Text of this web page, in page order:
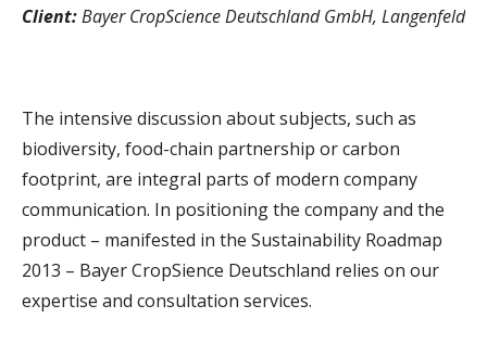
Client:Bayer CropScience Deutschland GmbH, Langenfeld
The intensive discussion about subjects, such as
biodiversity, food-chain partnership or carbon
footprint, are integral parts of modern company
communication. In positioning the company and the
product – manifested in the Sustainability Roadmap
2013 – Bayer CropSience Deutschland relies on our
expertise and consultation services.